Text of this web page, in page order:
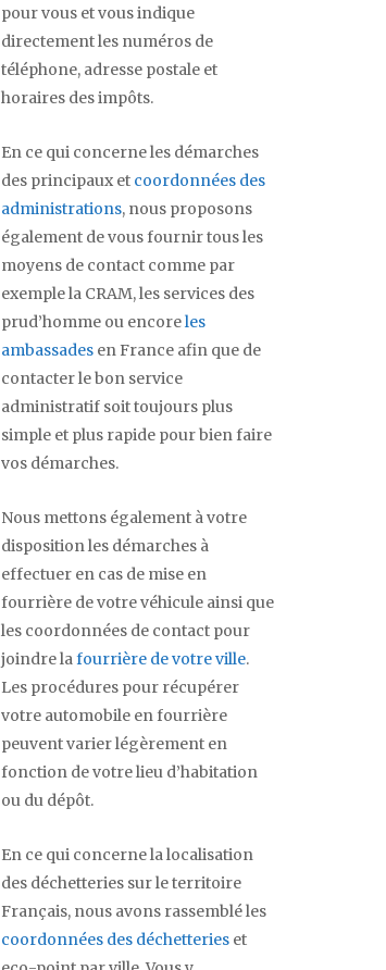
pour vous et vous indique
directement les numéros de
téléphone, adresse postale et
horaires des impôts.
En ce qui concerne les démarches
des principaux et coordonnées des
administrations, nous proposons
également de vous fournir tous les
moyens de contact comme par
exemple la CRAM, les services des
prud’homme ou encoreles
ambassades en France afin que de
contacter le bon service
administratif soit toujours plus
simple et plus rapide pour bien faire
vos démarches.
Nous mettons également à votre
disposition les démarches à
effectuer en cas de mise en
fourrière de votre véhicule ainsi que
les coordonnées de contact pour
joindre lafourrière de votre ville.
Les procédures pour récupérer
votre automobile en fourrière
peuvent varier légèrement en
fonction de votre lieu d’habitation
ou du dépôt.
En ce qui concerne la localisation
des déchetteries sur le territoire
Français, nous avons rassemblé les
coordonnées des déchetteries et